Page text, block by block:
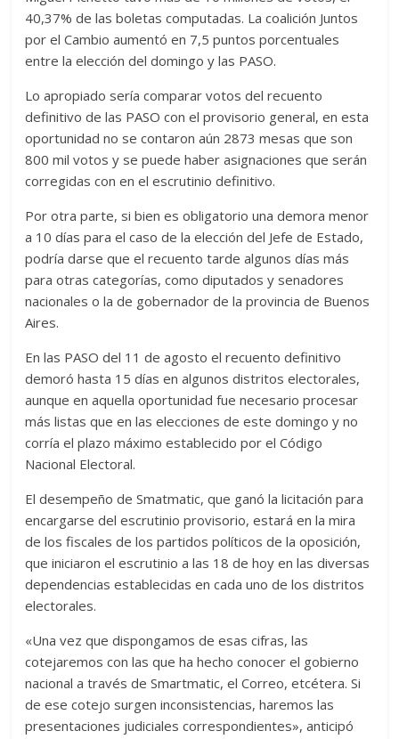
40,37% de las boletas computadas. La coalición Juntos
por el Cambio aumentó en 7,5 puntos porcentuales
entre la elección del domingo y las PASO.
Lo apropiado sería comparar votos del recuento
definitivo de las PASO con el provisorio general, en esta
oportunidad no se contaron aún 2873 mesas que son
800 mil votos y se puede haber asignaciones que serán
corregidas con en el escrutinio definitivo.
Por otra parte, si bien es obligatorio una demora menor
a 10 días para el caso de la elección del Jefe de Estado,
podría darse que el recuento tarde algunos días más
para otras categorías, como diputados y senadores
nacionales o la de gobernador de la provincia de Buenos
Aires.
En las PASO del 11 de agosto el recuento definitivo
demoró hasta 15 días en algunos distritos electorales,
aunque en aquella oportunidad fue necesario procesar
más listas que en las elecciones de este domingo y no
corría el plazo máximo establecido por el Código
Nacional Electoral.
El desempeño de Smatmatic, que ganó la licitación para
encargarse del escrutinio provisorio, estará en la mira
de los fiscales de los partidos políticos de la oposición,
que iniciaron el escrutinio a las 18 de hoy en las diversas
dependencias establecidas en cada uno de los distritos
electorales.
«Una vez que dispongamos de esas cifras, las
cotejaremos con las que ha hecho conocer el gobierno
nacional a través de Smartmatic, el Correo, etcétera. Si
de ese cotejo surgen inconsistencias, haremos las
presentaciones judiciales correspondientes», anticipó